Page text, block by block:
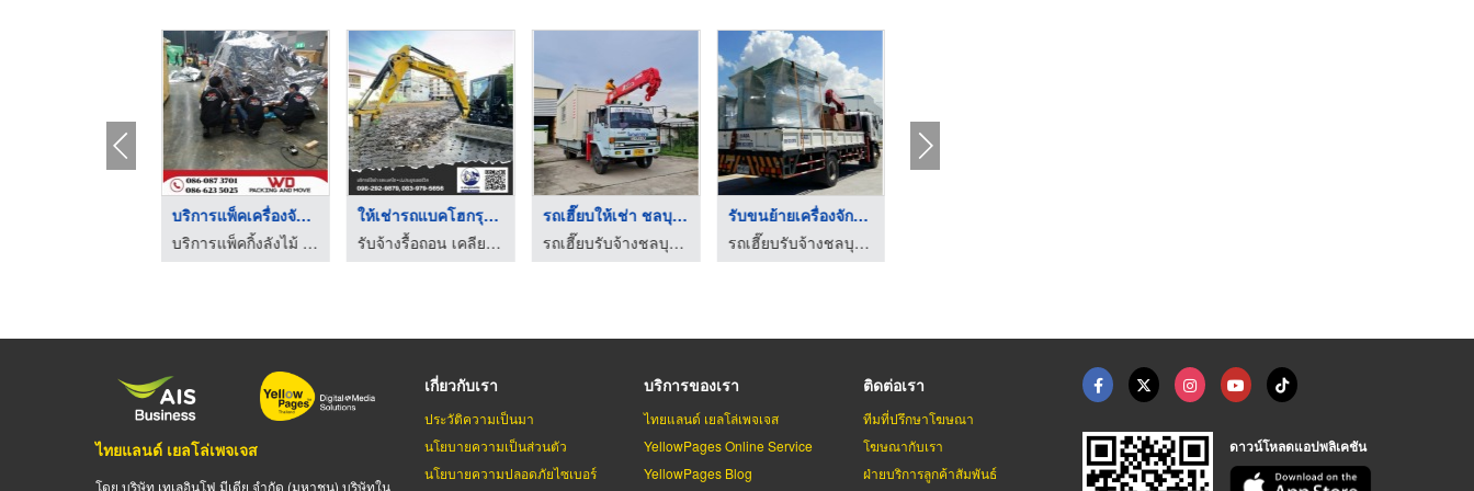
บริษัทรับขนย้ายเครื่ ...
บริการแพ็คกิ้งลังไม้ ลังโปร่ง ลังทึบ พร้อมขนย้ายสินค้าอุตสาหกรรม
รับขนย้ายเครื่องจักร ...
บริการแพ็คกิ้งลังไม้ ลังโปร่ง ลังทึบ พร้อมขนย้ายสินค้าอุตสาหกรรม
บริการแพ็คเครื่องจัก ...
บริการแพ็คกิ้งลังไม้ ลังโปร่ง ลังทึบ พร้อมขนย้ายสินค้าอุตสาหกรรม
ให้เช่ารถแบคโฮกรุงเท ...
รับจ้างรื้อถอน เคลียร์ริ่งพื้นที่ ให้เช่าแบคโฮ-ป.ประยูรเซอร์วิส
ไทยแลนด์ เยลโล่เพจเจส
โดย บริษัท เทเลอินโฟ มีเดีย จำกัด (มหาชน) บริษัทใน
เกี่ยวกับเรา
ประวัติความเป็นมา
นโยบายความเป็นส่วนตัว
นโยบายความปลอดภัยไซเบอร์
บริการของเรา
ไทยแลนด์ เยลโล่เพจเจส
YellowPages Online Service
YellowPages Blog
ติดต่อเรา
ทีมที่ปรึกษาโฆษณา
โฆษณากับเรา
ฝ่ายบริการลูกค้าสัมพันธ์
ดาวน์โหลดแอปพลิเคชัน